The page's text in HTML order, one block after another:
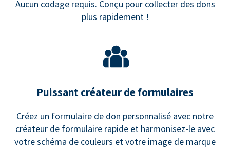
Aucun codage requis. Conçu pour collecter des dons
plus rapidement !
Puissant créateur de formulaires
Créez un formulaire de don personnalisé avec notre
créateur de formulaire rapide et harmonisez-le avec
votre schéma de couleurs et votre image de marque